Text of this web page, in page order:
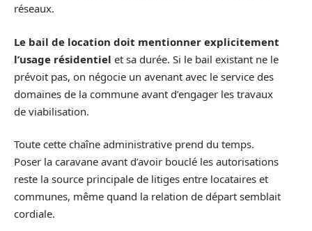
réseaux.
Le bail de location doit mentionner explicitement
l’usage résidentiel et sa durée. Si le bail existant ne le
prévoit pas, on négocie un avenant avec le service des
domaines de la commune avant d’engager les travaux
de viabilisation.
Toute cette chaîne administrative prend du temps.
Poser la caravane avant d’avoir bouclé les autorisations
reste la source principale de litiges entre locataires et
communes, même quand la relation de départ semblait
cordiale.